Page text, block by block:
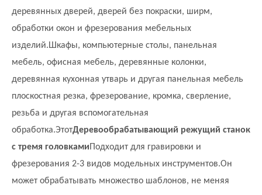
деревянных дверей, дверей без покраски, ширм,
обработки окон и фрезерования мебельных
изделий.Шкафы, компьютерные столы, панельная
мебель, офисная мебель, деревянные колонки,
деревянная кухонная утварь и другая панельная мебель
плоскостная резка, фрезерование, кромка, сверление,
резьба и другая вспомогательная
обработка.ЭтотДеревообрабатывающий режущий станок
с тремя головками Подходит для гравировки и
фрезерования 2-3 видов модельных инструментов.Он
может обрабатывать множество шаблонов, не меняя